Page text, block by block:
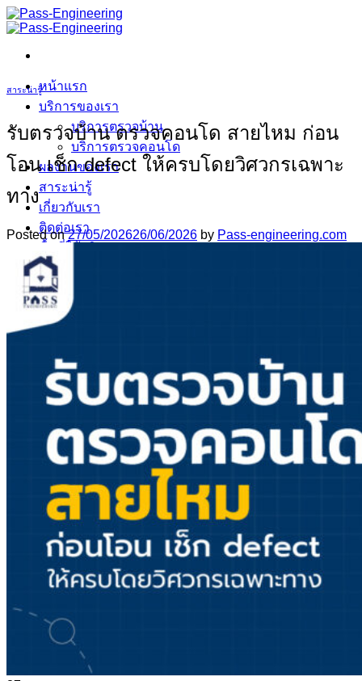
ข้าม
ไป
หน้าแรก
บริการของเรา
บริการตรวจบ้าน
บริการตรวจคอนโด
ผลงานของเรา
สาระน่ารู้
เกี่ยวกับเรา
ติดต่อเรา
คำถามที่พบบ่อย
จองคิวเลย
สาระน่ารู้
รับตรวจบ้าน ตรวจคอนโด สายไหม ก่อน
โอน เช็ก defect ให้ครบโดยวิศวกรเฉพาะ
ทาง
Posted on27/05/202626/06/2026 by Pass-engineering.com